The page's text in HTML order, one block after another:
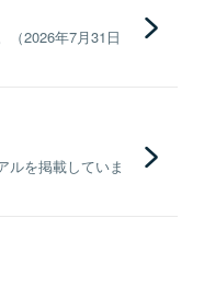
（2026年7月31日
ルを掲載していま